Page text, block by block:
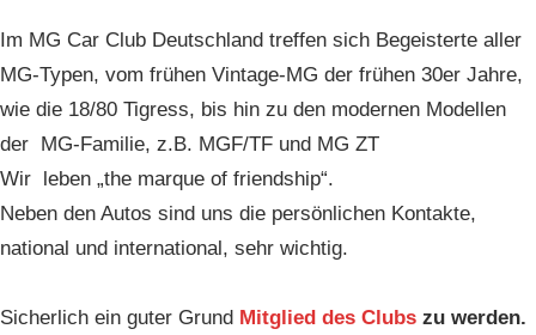
Im MG Car Club Deutschland treffen sich Begeisterte aller
MG-Typen, vom frühen Vintage-MG der frühen 30er Jahre,
wie die 18/80 Tigress, bis hin zu den modernen Modellen
der MG-Familie, z.B. MGF/TF und MG ZT
Wir leben „the marque of friendship“.
Neben den Autos sind uns die persönlichen Kontakte,
national und international, sehr wichtig.
Sicherlich ein guter Grund Mitglied des Clubs zu werden.